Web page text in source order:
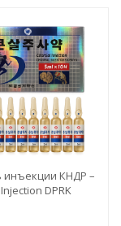
инъекции КНДР –
DPRK